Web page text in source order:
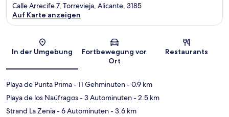
Karte
Calle Arrecife 7, Torrevieja, Alicante, 3185
Auf Karte anzeigen
In der Umgebung
Fortbewegung vor
Ort
Restaurants
Playa de Punta Prima- 11 Gehminuten- 0.9 km
Playa de los Naúfragos- 3 Autominuten- 2.5 km
Strand La Zenia- 6 Autominuten- 3.6 km